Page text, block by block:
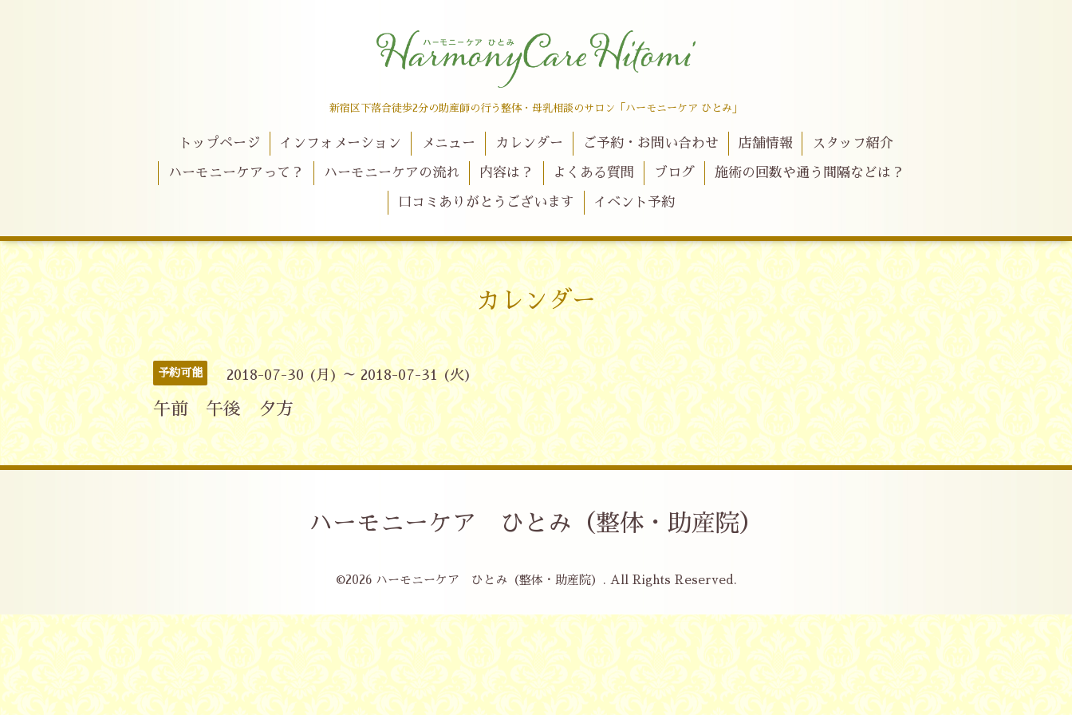
新宿区下落合徒歩2分の助産師の行う整体・母乳相談のサロン「ハーモニーケア ひとみ」
トップページ インフォメーション メニュー カレンダー ご予約・お問い合わせ 店舗情報 スタッフ紹介
ハーモニーケアって？ ハーモニーケアの流れ 内容は？ よくある質問 ブログ 施術の回数や通う間隔などは？
口コミありがとうございます イベント予約
カレンダー
予約可能 2018-07-30 (月) ～ 2018-07-31 (火)
午前 午後 夕方
ハーモニーケア ひとみ（整体・助産院）
©2026 ハーモニーケア ひとみ（整体・助産院） . All Rights Reserved.